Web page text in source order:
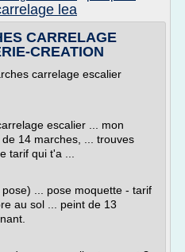
lea
CARRELAGE
CREATION
carrelage escalier
escalier ... mon
14 marches, ... trouves
tarif qui t'a ...
... pose moquette - tarif
au sol ... peint de 13